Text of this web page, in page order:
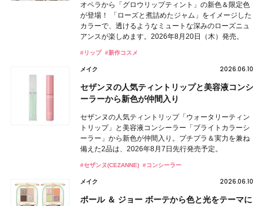
オペラから「グロウリップティント」の新色＆限定色
が登場！ 「ローズと煮詰めたジャム」をイメージした
カラーで、透けるようなミュートな深みのローズニュ
アンスが楽しめます。2026年8月20日（木）発売。
#リップ #新作コスメ
メイク 2026.06.10
セザンヌの人気ティントリップと美容液コンシ
ーラーから新色が仲間入り
セザンヌの人気ティントリップ「ウォータリーティン
トリップ」と美容液コンシーラー「ブライトカラーシ
ーラー」から新色が仲間入り。プチプラ＆実力を兼ね
備えた2品は、2026年8月7日先行発売予定。
#セザンヌ(CEZANNE) #コンシーラー
メイク 2026.06.10
ポール ＆ ジョー ボーテから色と光をテーマに